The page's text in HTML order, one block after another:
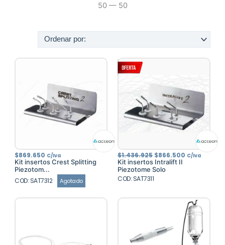
50 — 50
$869.650 C/Iva
Kit insertos Crest Splitting
Piezotom...
COD: SAT7312 Agotado
$1.436.925 El
precio
original
era:
$866.500 El
precio
C/Iva
Kit insertos Intralift II
Piezotome Solo
COD: SAT7311